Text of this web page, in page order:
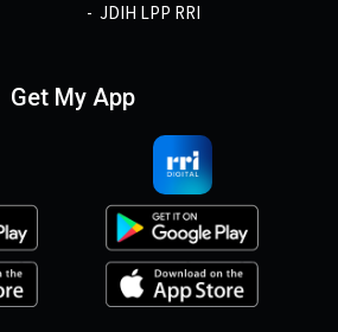
JDIH LPP RRI
Get My App